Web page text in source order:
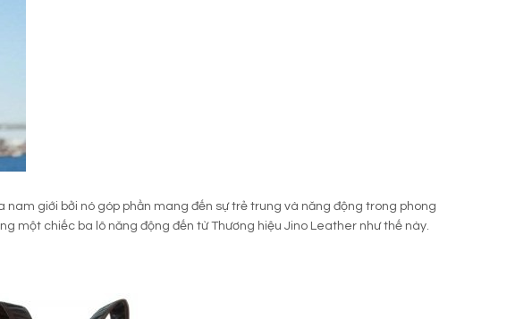
giới bởi nó góp phần mang đến sự trẻ trung và năng động trong phong
một chiếc ba lô năng động đến từ Thương hiệu Jino Leather như thế này.